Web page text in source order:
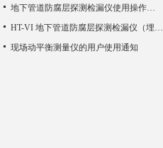
地下管道防腐层探测检漏仪使用操作需要注意的事项阐述
HT-VI 地下管道防腐层探测检漏仪（埋地管道音频检漏仪）
现场动平衡测量仪的用户使用通知